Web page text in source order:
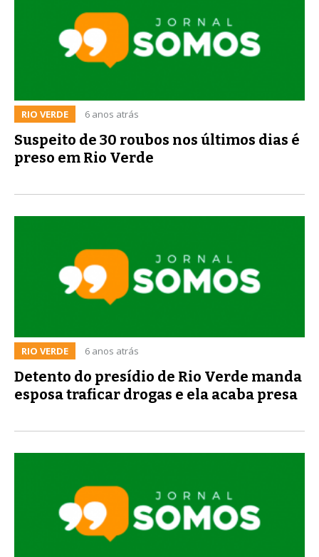
RIO VERDE 6 anos atrás
Suspeito de 30 roubos nos últimos dias é
preso em Rio Verde
RIO VERDE 6 anos atrás
Detento do presídio de Rio Verde manda
esposa traficar drogas e ela acaba presa